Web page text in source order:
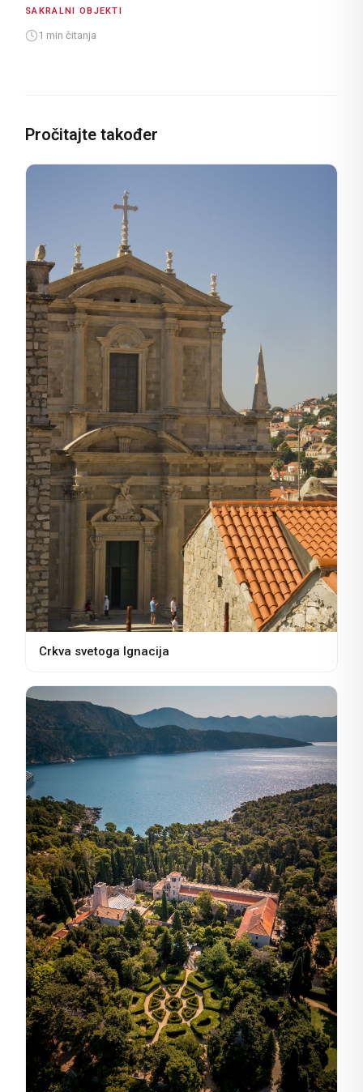
SAKRALNI OBJEKTI
1 min čitanja
Pročitajte također
Crkva svetoga Ignacija